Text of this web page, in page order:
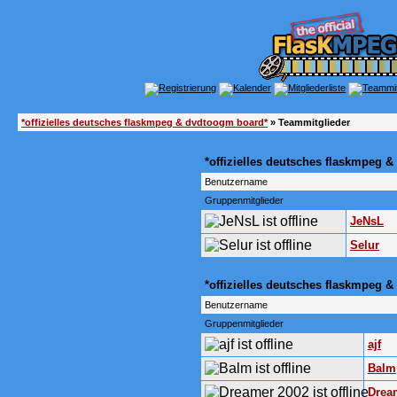
*offizielles deutsches flaskmpeg & dvdtoogm board*» Teammitglieder
*offizielles deutsches flaskmpeg
Benutzername
Gruppenmitglieder
JeNsL
Selur
*offizielles deutsches flaskmpeg
Benutzername
Gruppenmitglieder
ajf
Balm